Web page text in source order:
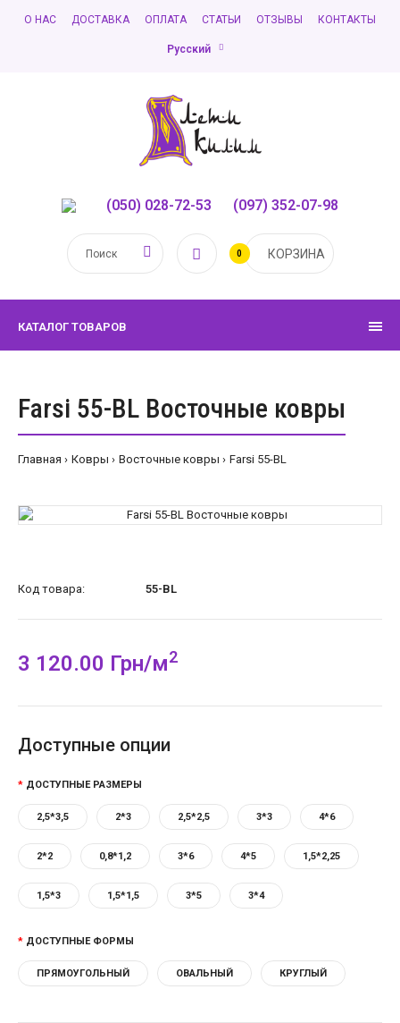
О НАС ДОСТАВКА ОПЛАТА СТАТЬИ ОТЗЫВЫ КОНТАКТЫ
Русский
(050) 028-72-53 (097) 352-07-98
0 КОРЗИНА
КАТАЛОГ ТОВАРОВ
Farsi 55-BL Восточные ковры
Главная Ковры Восточные ковры Farsi 55-BL
Код товара: 55-BL
3 120.00 Грн/м2
Доступные опции
ДОСТУПНЫЕ РАЗМЕРЫ
2,5*3,5 2*3 2,5*2,5 3*3 4*6
2*2 0,8*1,2 3*6 4*5 1,5*2,25
1,5*3 1,5*1,5 3*5 3*4
ДОСТУПНЫЕ ФОРМЫ
ПРЯМОУГОЛЬНЫЙ ОВАЛЬНЫЙ КРУГЛЫЙ